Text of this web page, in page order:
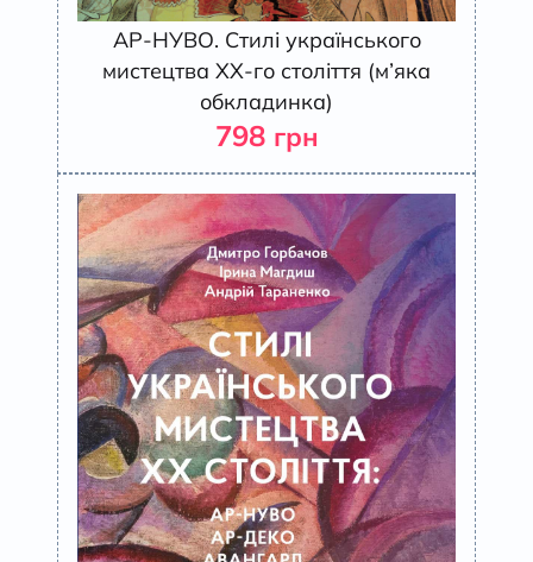
АР-НУВО. Стилі українського
мистецтва ХХ-го століття (м’яка
обкладинка)
798 грн